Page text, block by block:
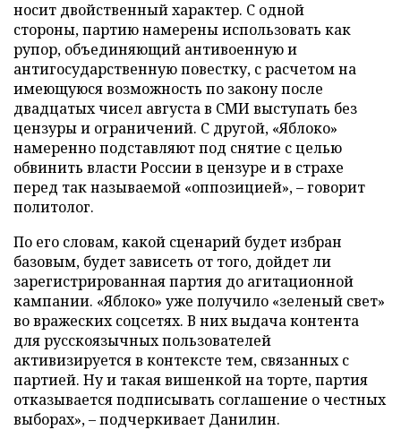
носит двойственный характер. С одной
стороны, партию намерены использовать как
рупор, объединяющий антивоенную и
антигосударственную повестку, с расчетом на
имеющуюся возможность по закону после
двадцатых чисел августа в СМИ выступать без
цензуры и ограничений. С другой, «Яблоко»
намеренно подставляют под снятие с целью
обвинить власти России в цензуре и в страхе
перед так называемой «оппозицией», – говорит
политолог.
По его словам, какой сценарий будет избран
базовым, будет зависеть от того, дойдет ли
зарегистрированная партия до агитационной
кампании. «Яблоко» уже получило «зеленый свет»
во вражеских соцсетях. В них выдача контента
для русскоязычных пользователей
активизируется в контексте тем, связанных с
партией. Ну и такая вишенкой на торте, партия
отказывается подписывать соглашение о честных
выборах», – подчеркивает Данилин.